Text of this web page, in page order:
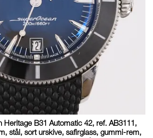
Heritage B31 Automatic 42, ref. AB3111,
stål, sort urskive, safirglass, gummi-rem,